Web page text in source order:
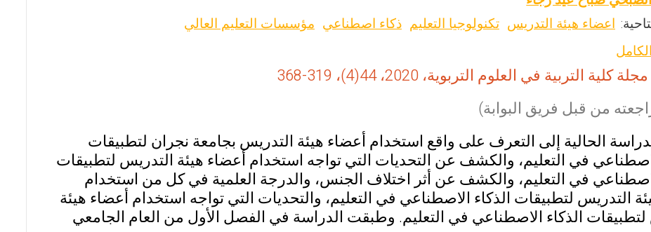
ce
b
o
o
k
tt
ai
اعضاء هيئة التدريس تكنولوجيا التعليم ذكاء اصطناعي مؤسسات التعليم العالي
مجلة كلية التربية في العلوم التربوية، 2020، 44(4)، 319-368
من قبل فريق البوابة)
الحالية إلى التعرف على واقع استخدام أعضاء هيئة التدريس بجامعة نجران لتطبيقات
في التعليم، والكشف عن التحديات التي تواجه استخدام أعضاء هيئة التدريس لتطبيقات
في التعليم، والكشف عن أثر اختلاف الجنس، والدرجة العلمية في كل من استخدام
التدريس لتطبيقات الذكاء الاصطناعي في التعليم، والتحديات التي تواجه استخدام أعضاء هيئة
الذكاء الاصطناعي في التعليم. وطبقت الدراسة في الفصل الأول من العام الجامعي